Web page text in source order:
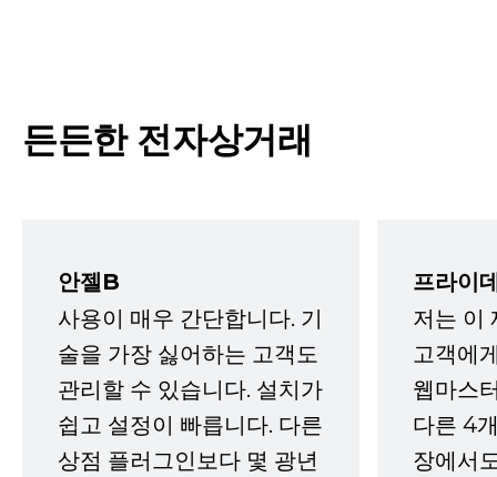
든든한 전자상거래
안젤B
사용이 매우 간단합니다. 기
술을 가장 싫어하는 고객도
관리할 수 있습니다. 설치가
쉽고 설정이 빠릅니다. 다른
상점 플러그인보다 몇 광년
프라이
저는 이
고객에
웹마스
다른 4
장에서